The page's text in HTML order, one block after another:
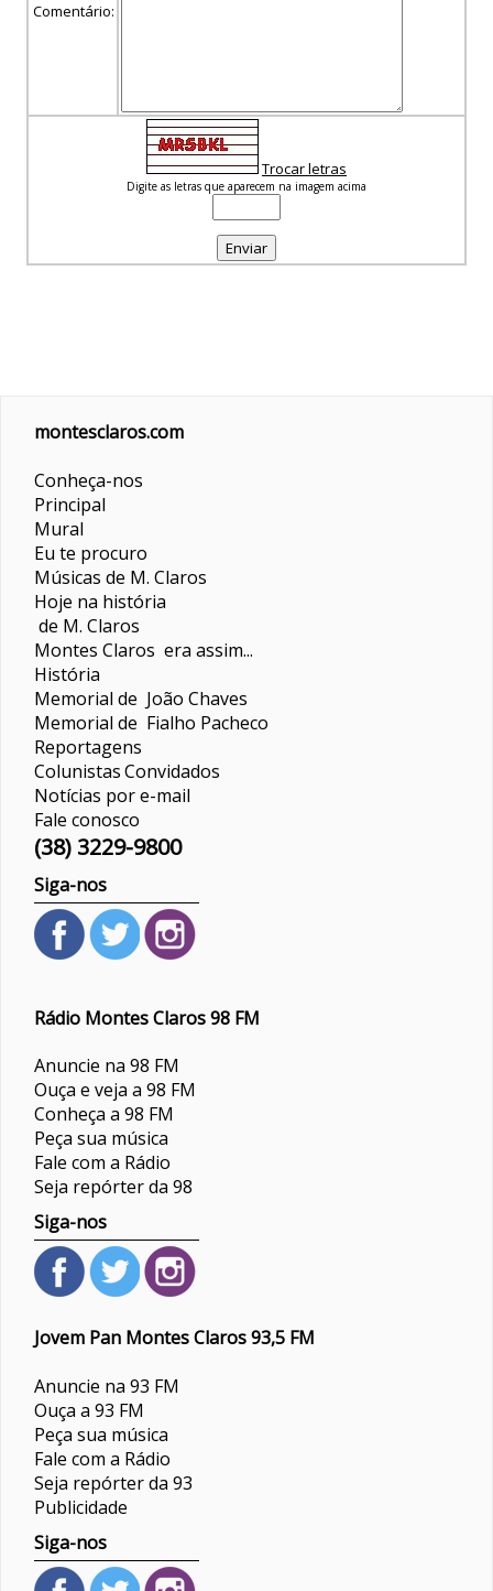
Comentário:
Trocar letras
Digite as letras que aparecem na imagem acima
montesclaros.com
Conheça-nos
Principal
Mural
Eu te procuro
Músicas de M. Claros
Hoje na história
de M. Claros
Montes Claros era assim...
História
Memorial de João Chaves
Memorial de Fialho Pacheco
Reportagens
ColunistasConvidados
Notícias por e-mail
Fale conosco
(38) 3229-9800
Siga-nos
Rádio Montes Claros 98 FM
Anuncie na 98 FM
Ouça e veja a 98 FM
Conheça a 98 FM
Peça sua música
Fale com a Rádio
Seja repórter da 98
Siga-nos
Jovem Pan Montes Claros 93,5 FM
Anuncie na 93 FM
Ouça a 93 FM
Peça sua música
Fale com a Rádio
Seja repórter da 93
Publicidade
Siga-nos